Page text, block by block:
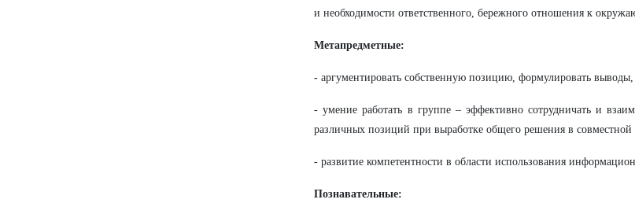
и необходимости ответственного, бережного отношения к
Метапредметные:
- аргументировать собственную позицию, формулировать выводы,
- умение работать в группе – эффективно сотрудничать и
различных позиций при выработке общего решения в совместной
- развитие компетентности в области использования
Познавательные: